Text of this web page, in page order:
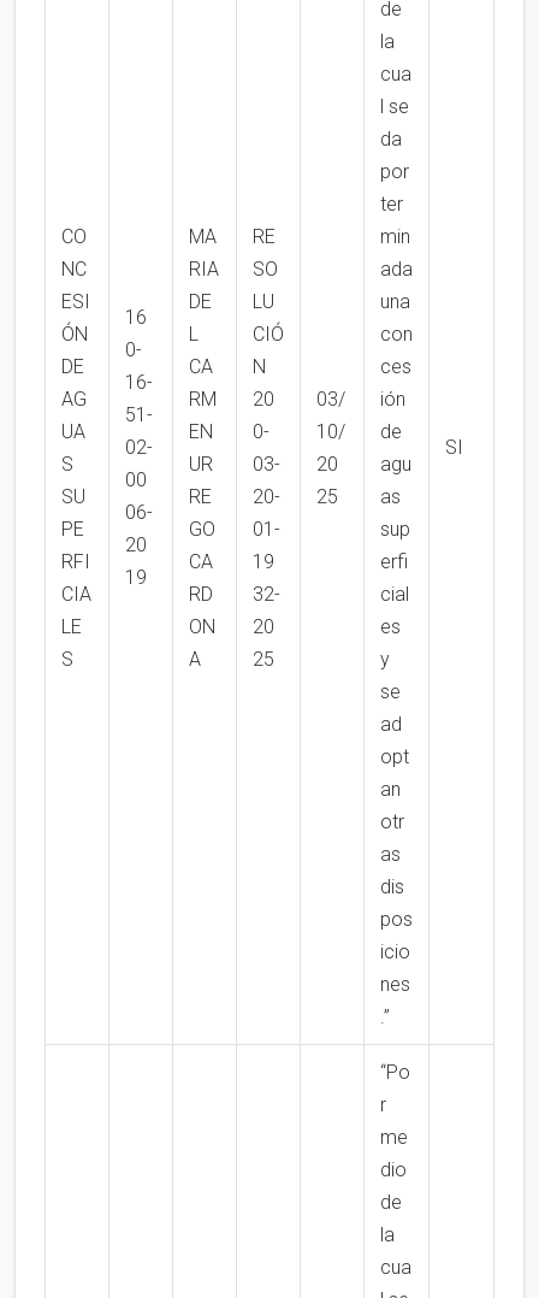
CO
NC
ESI
ÓN
DE
AG
UA
S
SU
PE
RFI
CIA
LE
S
16
0-
16-
51-
02-
00
06-
20
19
MA
RIA
DE
L
CA
RM
EN
UR
RE
GO
CA
RD
ON
A
RE
SO
LU
CIÓ
N
20
0-
03-
20-
01-
19
32-
20
25
03/
10/
20
25
de
la
cua
l se
da
por
ter
min
ada
una
con
ces
ión
de
agu
as
sup
erfi
cial
es
y
se
ad
opt
an
otr
as
dis
pos
icio
nes
.”
SI
“Po
r
me
dio
de
la
cua